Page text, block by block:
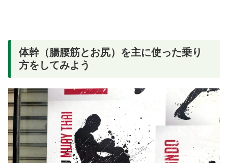
体幹（腸腰筋とお尻）を主に使った乗り
方をしてみよう